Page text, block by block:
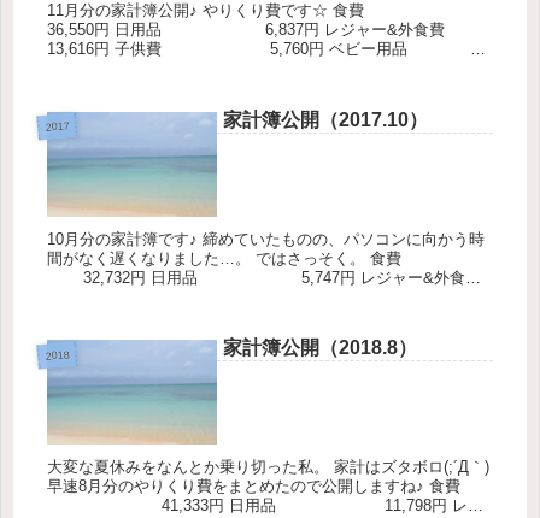
11月分の家計簿公開♪ やりくり費です☆ 食費
36,550円 日用品 6,837円 レジャー&外食費
13,616円 子供費 5,760円 ベビー用品
2017 家計簿公開（2017.10）
10月分の家計簿です♪ 締めていたものの、パソコンに向かう時
間がなく遅くなりました…。 ではさっそく。 食費
32,732円 日用品 5,747円 レジャー&外食費
2018 家計簿公開（2018.8）
大変な夏休みをなんとか乗り切った私。 家計はズタボロ(;´Д｀)
早速8月分のやりくり費をまとめたので公開しますね♪ 食費
41,333円 日用品 11,798円 レジ